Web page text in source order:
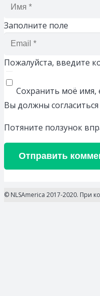
Заполните поле
Пожалуйста, введите
Сохранить моё имя,
Вы должны
Потяните ползунок
Отправить
© NLSAmerica 2017-2020. При